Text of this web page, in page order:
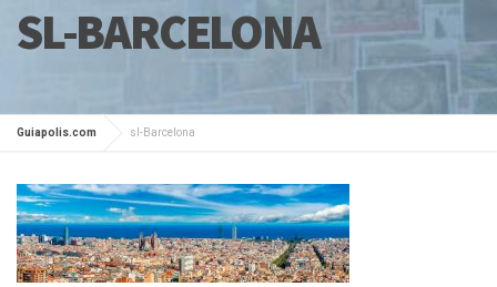
SL-BARCELONA
Guiapolis.com sl-Barcelona